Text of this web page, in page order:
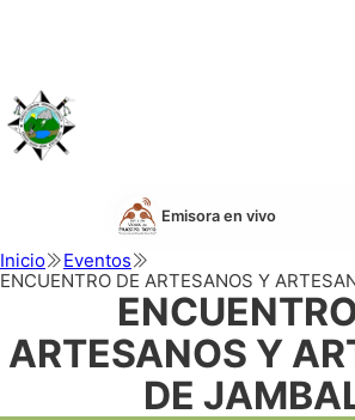
Emisora en vivo
Inicio
Eventos
ENCUENTRO DE ARTESANOS Y
ARTESANOS Y
DE